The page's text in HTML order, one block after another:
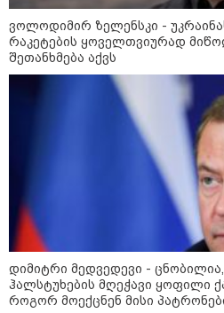
09:55 /
ის
ოლქში
09:12 /
14
14:13 /
ვოლოდიმირ ზელენსკი -
რაკეტების ყოველთვიურად
შეთანხმება აქვს
დიმიტრი მედვედევი -
ჰალსტუხების მღეჭავი ყოფილი
როგორ მოექცნენ მისი